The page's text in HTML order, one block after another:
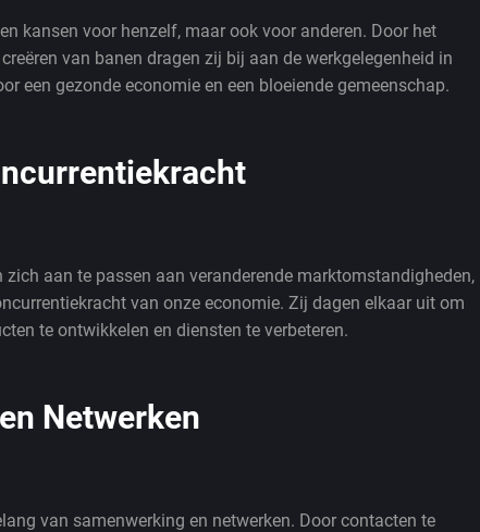
kansen voor henzelf, maar ook voor anderen. Door het
van banen dragen zij bij aan de werkgelegenheid in
een gezonde economie en een bloeiende gemeenschap.
zich aan te passen aan veranderende marktomstandigheden,
van onze economie. Zij dagen elkaar uit om
te ontwikkelen en diensten te verbeteren.
Netwerken
van samenwerking en netwerken. Door contacten te